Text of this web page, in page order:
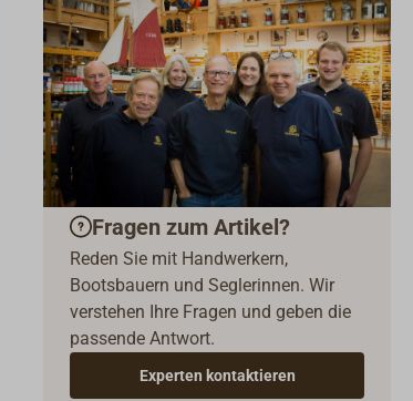
Fragen zum Artikel?
Reden Sie mit Handwerkern,
Bootsbauern und Seglerinnen. Wir
verstehen Ihre Fragen und geben die
passende Antwort.
Experten kontaktieren